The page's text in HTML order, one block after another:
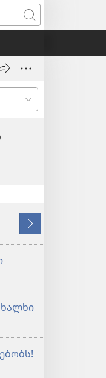
ძიება
მომდევნო
ხალხი